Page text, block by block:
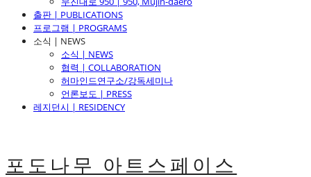
출판 | PUBLICATIONS
프로그램 | PROGRAMS
소식 | NEWS
소식 | NEWS
협력 | COLLABORATION
허마인드연구소/강독세미나
언론보도 | PRESS
레지던시 | RESIDENCY
포도나무 아트스페이스